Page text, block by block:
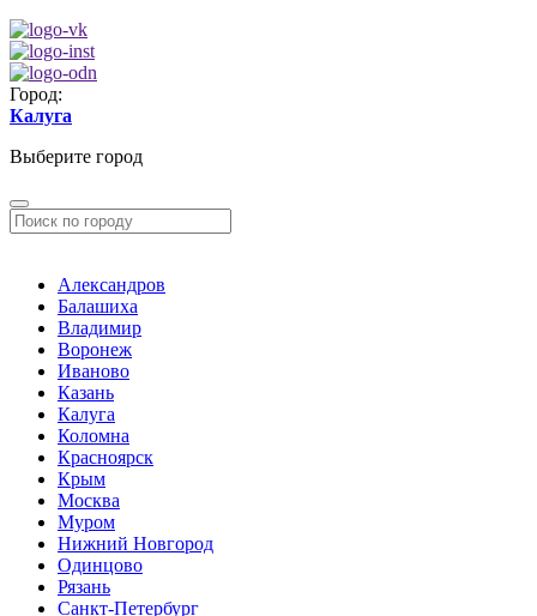
Город:
Калуга
Выберите город
Александров
Балашиха
Владимир
Воронеж
Иваново
Казань
Калуга
Коломна
Красноярск
Крым
Москва
Муром
Нижний Новгород
Одинцово
Рязань
Санкт-Петербург